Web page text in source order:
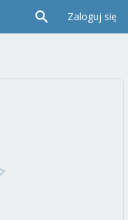
Zaloguj się